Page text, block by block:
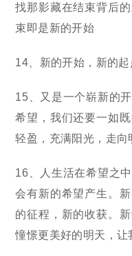
找那影藏在结束背后
束即是新的开始
14、新的开始，新的起
15、又是一个崭新的
希望，我们还要一如
轻盈，充满阳光，走向
16、人生活在希望之
会有新的希望产生。
的征程，新的收获。
憧憬更美好的明天，让